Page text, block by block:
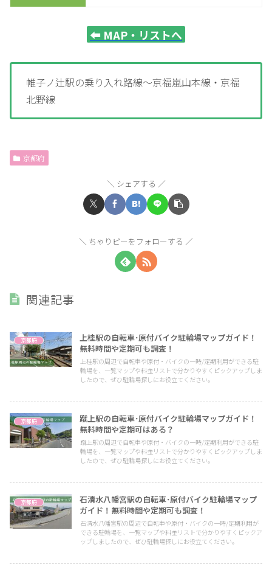
⬅️ MAP・リストへ
帷子ノ辻駅の乗り入れ路線～京福嵐山本線・京福
北野線
京都府
シェアする
ちゃりピーをフォローする
関連記事
京都府
上桂駅の自転車･原付バイク駐輪場マップガイド！
無料時間や定期可も調査！
上桂駅の周辺で自転車や原付・バイクの一時/定期利用ができる駐
輪場を、一覧マップや料金リストで分かりやすくピックアップしま
したので、ぜひ駐輪場探しにお役立てください。
京都府
蹴上駅の自転車･原付バイク駐輪場マップガイド！
無料時間や定期可はある？
蹴上駅の周辺で自転車や原付・バイクの一時/定期利用ができる駐
輪場を、一覧マップや料金リストで分かりやすくピックアップしま
したので、ぜひ駐輪場探しにお役立てください。
京都府
石清水八幡宮駅の自転車･原付バイク駐輪場マップ
ガイド！無料時間や定期可も調査！
石清水八幡宮駅の周辺で自転車や原付・バイクの一時/定期利用が
できる駐輪場を、一覧マップや料金リストで分かりやすくピックア
ップしましたので、ぜひ駐輪場探しにお役立てください。